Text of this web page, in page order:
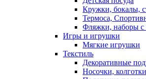
Кружки, бокалы,
Термоса,
Фляжки, наборы
Игры и игрушки
Мягкие игрушки
Текстиль
Декоративные
Носочки, колготки